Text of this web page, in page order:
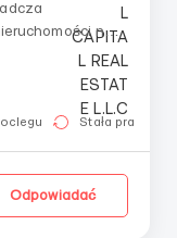
na
w
na różnych
inwestorzy
i Singapurze.Stała praca
Odpowiadać